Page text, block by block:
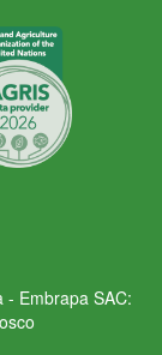
- Embrapa SAC: